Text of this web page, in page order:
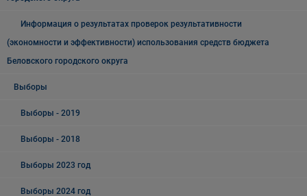
Информация о результатах проверок результативности
(экономности и эффективности) использования средств бюджета
Беловского городского округа
Выборы
Выборы - 2019
Выборы - 2018
Выборы 2023 год
Выборы 2024 год